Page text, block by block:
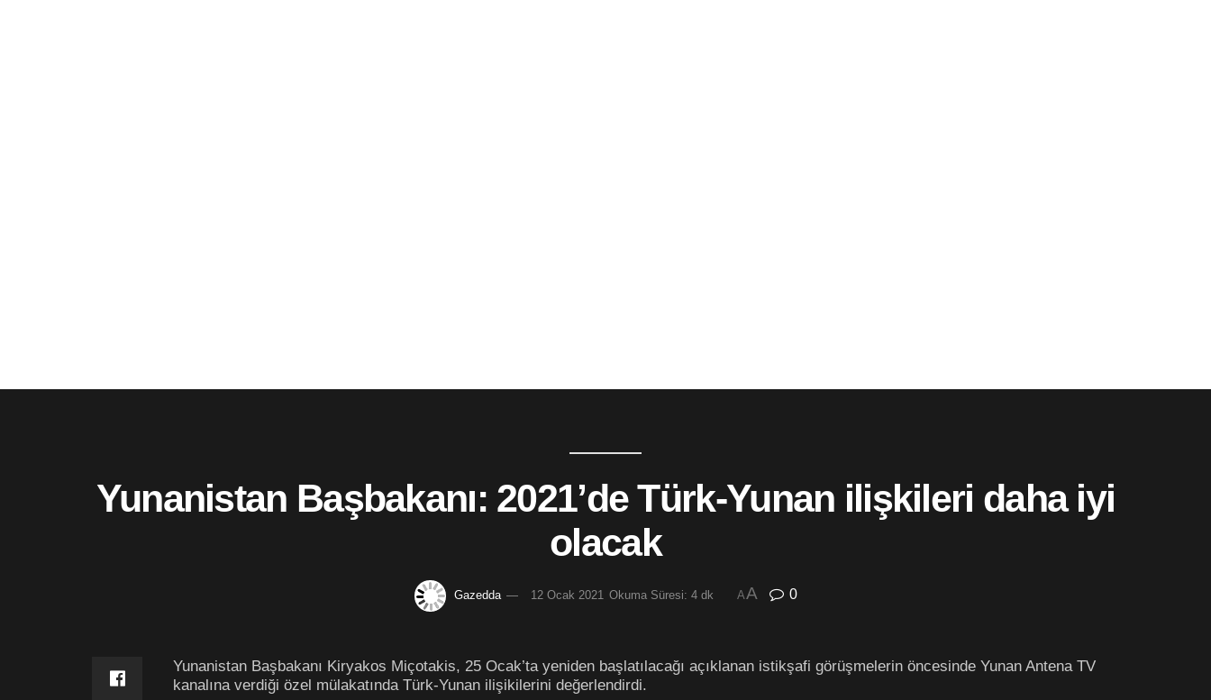
Yunanistan Başbakanı: 2021’de Türk-Yunan ilişkileri daha iyi
olacak
Gazedda 12 Ocak 2021 Okuma Süresi: 4 dk AA 0
Yunanistan Başbakanı Kiryakos Miçotakis, 25 Ocak’ta yeniden başlatılacağı açıklanan istikşafi görüşmelerin öncesinde Yunan Antena TV
kanalına verdiği özel mülakatında Türk-Yunan ilişikilerini değerlendirdi.